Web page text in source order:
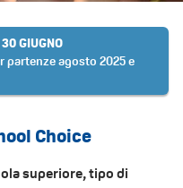
GIUGNO
partenze agosto 2025 e
Choice
superiore,tipo di